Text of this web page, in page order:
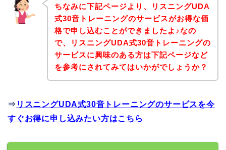
ちなみに下記ページより、リスニングUDA
式30音トレーニングのサービスがお得な価
格で申し込むことができましたよ♪なの
で、リスニングUDA式30音トレーニングの
サービスに興味のある方は下記ページなど
を参考にされてみてはいかがでしょうか？
⇒ リスニングUDA式30音トレーニングのサービスを今
すぐお得に申し込みたい方はこちら